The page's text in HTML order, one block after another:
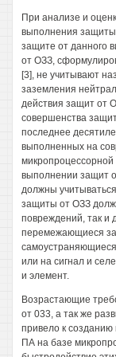
При анализе и
выполнения защиты
защите от данного
от ОЗЗ,
[3], не учитывают
заземления
действия защит от
совершенства
последнее
выполненных на
выполнении защит
должны
защиты от ОЗЗ
повреждений, так и
перемежающиеся
или на сигнал и
и элемент.
Возрастающие
от 033, а так же
привело к созданию
ПА на базе